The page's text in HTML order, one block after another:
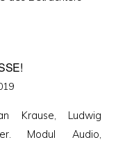
Krause, Ludwig
Modul Audio,